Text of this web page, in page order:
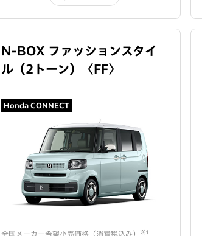
N-BOX ファッションスタイ
ル（2トーン）
〈FF〉
Honda CONNECT
全国メーカー希望小売価格（ 消費税込み） ※1